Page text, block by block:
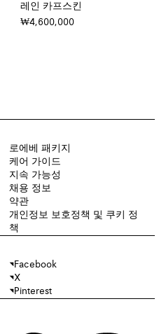
레인 카프스킨
₩4,600,000
로에베 패키지
케어 가이드
지속 가능성
채용 정보
약관
개인정보 보호정책 및 쿠키 정
책
Facebook
X
Pinterest